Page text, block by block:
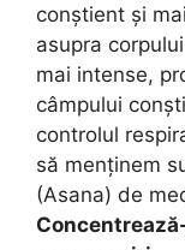
conştient și
asupra
mai intense,
câmpului
controlul
să menţinem
(Asana) de